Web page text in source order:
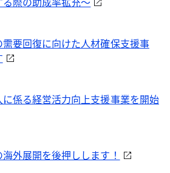
需要回復に向けた人材確保支援事
係る経営活力向上支援事業を開始
外展開を後押しします！